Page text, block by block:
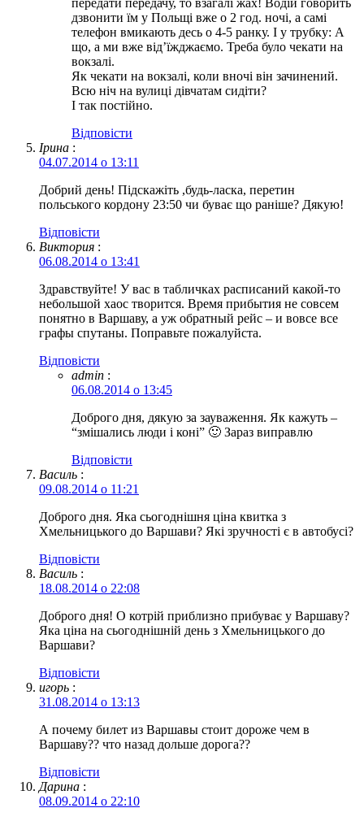
передати передачу, то взагалі жах! Водій говорить
дзвонити їм у Польщі вже о 2 год. ночі, а самі
телефон вмикають десь о 4-5 ранку. І у трубку: А
що, а ми вже від’їжджаємо. Треба було чекати на
вокзалі.
Як чекати на вокзалі, коли вночі він зачинений.
Всю ніч на вулиці дівчатам сидіти?
І так постійно.
Відповіcти
Ірина :
04.07.2014 о 13:11
Добрий день! Підскажіть ,будь-ласка, перетин
польського кордону 23:50 чи буває що раніше? Дякую!
Відповіcти
Виктория :
06.08.2014 о 13:41
Здравствуйте! У вас в табличках расписаний какой-то
небольшой хаос творится. Время прибытия не совсем
понятно в Варшаву, а уж обратный рейс – и вовсе все
графы спутаны. Поправьте пожалуйста.
Відповіcти
admin :
06.08.2014 о 13:45
Доброго дня, дякую за зауваження. Як кажуть –
“змішались люди і коні” 🙂 Зараз виправлю
Відповіcти
Василь :
09.08.2014 о 11:21
Доброго дня. Яка сьогоднішня ціна квитка з
Хмельницького до Варшави? Які зручності є в автобусі?
Відповіcти
Василь :
18.08.2014 о 22:08
Доброго дня! О котрій приблизно прибуває у Варшаву?
Яка ціна на сьогоднішній день з Хмельницького до
Варшави?
Відповіcти
игорь :
31.08.2014 о 13:13
А почему билет из Варшавы стоит дороже чем в
Варшаву?? что назад дольше дорога??
Відповіcти
Дарина :
08.09.2014 о 22:10